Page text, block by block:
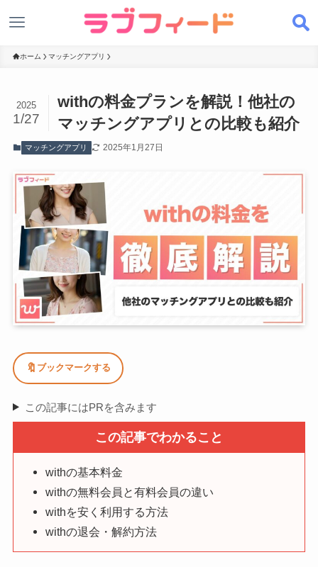
ホーム マッチングアプリ
withの料金プランを解説！他社の
マッチングアプリとの比較も紹介
2025
1/27
マッチングアプリ 2025年1月27日
🔖 ブックマークする
この記事にはPRを含みます
この記事でわかること
withの基本料金
withの無料会員と有料会員の違い
withを安く利用する方法
withの退会・解約方法